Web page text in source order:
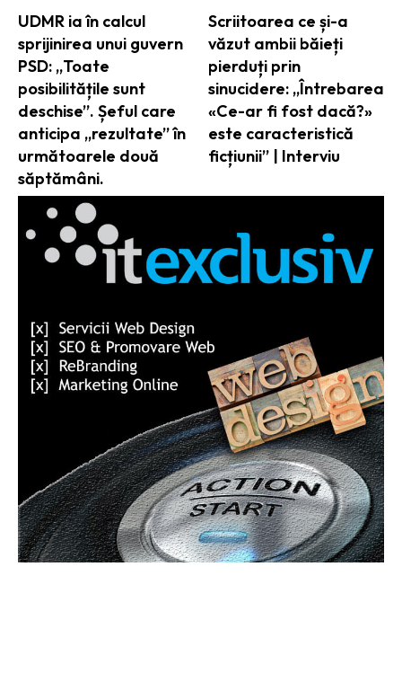
UDMR ia în calcul
sprijinirea unui guvern
PSD: „Toate
posibilitățile sunt
deschise”. Șeful care
anticipa „rezultate” în
următoarele două
săptămâni.
Scriitoarea ce și-a
văzut ambii băieți
pierduți prin
sinucidere: „Întrebarea
«Ce-ar fi fost dacă?»
este caracteristică
ficțiunii” | Interviu